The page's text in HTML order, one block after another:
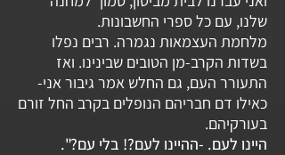
שלנו, עם כל ספרי החשבונות.
מלחמת העצמאות נגמרה. רבים נפלו
בשדות הקרב-מן הטובים שבינינו. ואז
התעורר העם, גם החלש אמר גיבור אני-
כאילו דם חבריהם הנופלים בקרב החל זורם
בעורקיהם.
היינו לעם. -ההיינו לעם?! בלי עם?".